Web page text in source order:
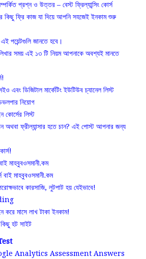
সম্পর্কিত প্রশ্ন ও উত্তর – বেস্ট ফ্রিল্যান্সিং কোর্স
এর কিছু ফ্রি কাজ যা দিয়ে আপনি সহজেই ইনকাম শুরু
পয়েন্টগুলি জানতে হবে।
সময় এই ১৩ টি নিয়ম আপনাকে অবশ্যই মানতে
এবং ডিজিটাল মার্কেটিং ইউটিউব চ্যানেল লিস্ট
নিয়োগ
লিস্ট
অথবা ফ্রীল্যান্সার হতে চান? এই পোস্ট আপনার জন্য
মাহবুবওসমানী.কম
মাহবুবওসমানী.কম
পরোক্ষভাবে কারসাজি, লুটপাট হয় যেইভাবে!
করে মাসে লাখ টাকা ইনকাম!
হট সাইট
Analytics Assessment Answers